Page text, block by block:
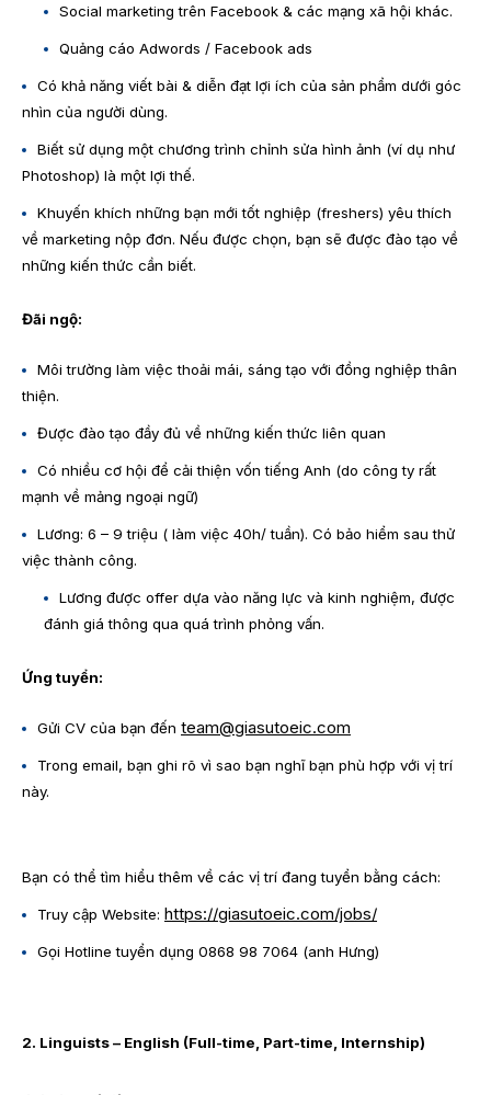
Social marketing trên Facebook & các mạng xã hội khác.
Quảng cáo Adwords / Facebook ads
Có khả năng viết bài & diễn đạt lợi ích của sản phẩm dưới góc
nhìn của người dùng.
Biết sử dụng một chương trình chỉnh sửa hình ảnh (ví dụ như
Photoshop) là một lợi thế.
Khuyến khích những bạn mới tốt nghiệp (freshers) yêu thích
về marketing nộp đơn. Nếu được chọn, bạn sẽ được đào tạo về
những kiến thức cần biết.
​Đãi ngộ:
Môi trường làm việc thoải mái, sáng tạo với đồng nghiệp thân
thiện.
Được đào tạo đầy đủ về những kiến thức liên quan
Có nhiều cơ hội để cải thiện vốn tiếng Anh (do công ty rất
mạnh về mảng ngoại ngữ)
Lương: 6 – 9 triệu ( làm việc 40h/ tuần). Có bảo hiểm sau thử
việc thành công.
Lương được offer dựa vào năng lực và kinh nghiệm, được
đánh giá thông qua quá trình phỏng vấn.
Ứng tuyển:
Gửi CV của bạn đến team@giasutoeic.com
Trong email, bạn ghi rõ vì sao bạn nghĩ bạn phù hợp với vị trí
này.
Bạn có thể tìm hiểu thêm về các vị trí đang tuyển bằng cách:
Truy cập Website: https://giasutoeic.com/jobs/
Gọi Hotline tuyển dụng 0868 98 7064 (anh Hưng)
2. Linguists – English (Full-time, Part-time, Internship)